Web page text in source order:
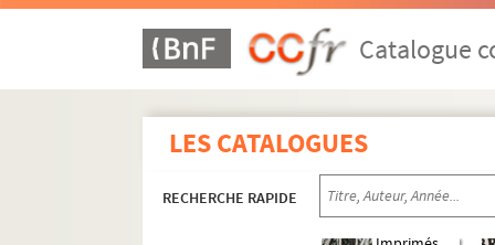
Catalogue
LES CATALOGUES
RECHERCHE RAPIDE